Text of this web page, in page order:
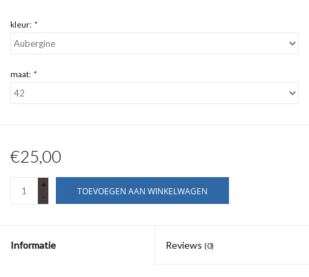
kleur: *
maat: *
€25,00
+
-
TOEVOEGEN AAN WINKELWAGEN
Informatie Reviews (0)